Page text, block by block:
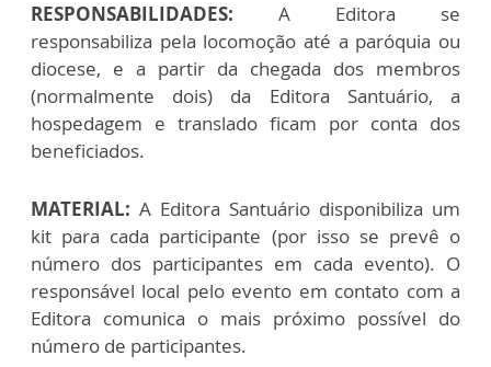
RESPONSABILIDADES: A Editora se
responsabiliza pela locomoção até a paróquia ou
diocese, e a partir da chegada dos membros
(normalmente dois) da Editora Santuário, a
hospedagem e translado ficam por conta dos
beneficiados.
MATERIAL: A Editora Santuário disponibiliza um
kit para cada participante (por isso se prevê o
número dos participantes em cada evento). O
responsável local pelo evento em contato com a
Editora comunica o mais próximo possível do
número de participantes.